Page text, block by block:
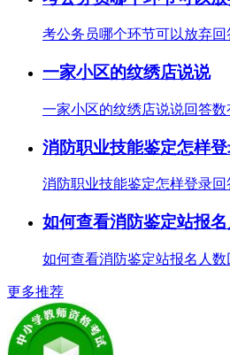
考公务员哪个环节可以放弃
一家小区的纹绣店说说
一家小区的纹绣店说说回答
消防职业技能鉴定怎样
消防职业技能鉴定怎样登录
如何查看消防鉴定站报
如何查看消防鉴定站报名人
更多推荐